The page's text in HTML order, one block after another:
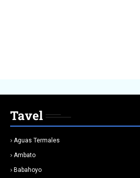
Tavel
Aguas Termales
Ambato
Babahoyo